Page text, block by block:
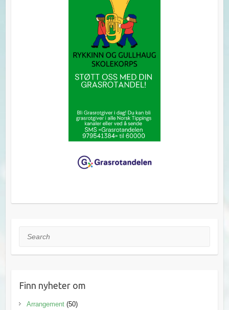
Search
Finn nyheter om
Arrangement(50)